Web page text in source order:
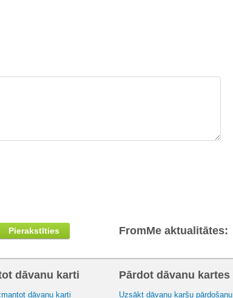
FromMe aktualitātes:
Pierakstīties
dāvanu karti
dāvanu karti
Pārdot dāvanu kartes
Uzsākt dāvanu karšu pārdošanu